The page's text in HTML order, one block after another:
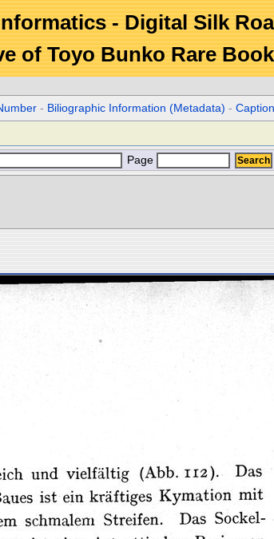
- Digital Silk
of Toyo Bunko Rare
- Biliographic Information (Metadata) -Caption
Page